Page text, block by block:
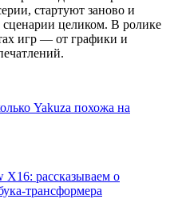
стартуют заново и
целиком. В ролике
игр — от графики и
Yakuza похожа на
рассказываем о
трансформера